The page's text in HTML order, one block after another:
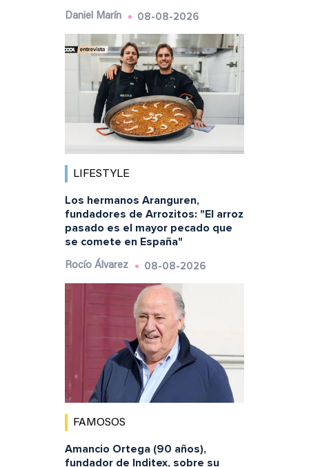
Daniel Marín 08-08-2026
LIFESTYLE
Los hermanos Aranguren,
fundadores de Arrozitos: "El arroz
pasado es el mayor pecado que
se comete en España"
Rocío Álvarez 08-08-2026
FAMOSOS
Amancio Ortega (90 años),
fundador de Inditex, sobre su